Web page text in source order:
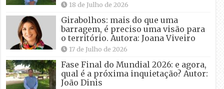
18 de Julho de 2026
Girabolhos: mais do que uma
barragem, é preciso uma visão para
o território. Autora: Joana Viveiro
17 de Julho de 2026
Fase Final do Mundial 2026: e agora,
qual é a próxima inquietação? Autor:
João Dinis